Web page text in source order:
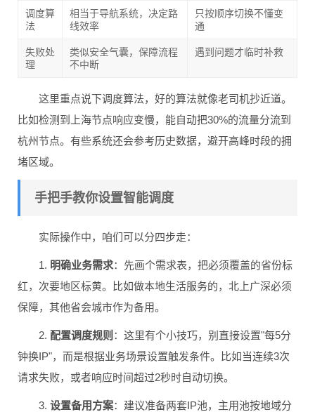
调度算
法
相当于导航系统，决定路
线效率
只按顺序切换不懂变
通
失败处
理
类似安全气囊，保障流程
不中断
遇到问题才临时补救
这里重点说下调度算法，好的算法就像老司机抄近道。
比如检测到上海节点响应变慢，能自动把30%的流量分流到
杭州节点。有些系统还会参考历史数据，避开高峰时段的拥
堵区域。
手把手教你设置智能调度
实际操作中，咱们可以分四步走：
1. 明确业务需求：先画个需求表，把必须覆盖的省份标
红，次要地区标黄。比如做本地生活服务的，北上广深必须
保障，其他省会城市作为备用。
2. 配置调度规则 ：这里有个小技巧，别直接设置"每5分
钟换IP"，而是根据业务场景设置触发条件。比如当连续3次
请求失败，或者响应时间超过2秒时自动切换。
3. 设置备用方案：建议准备两套IP池，主用池按地域分